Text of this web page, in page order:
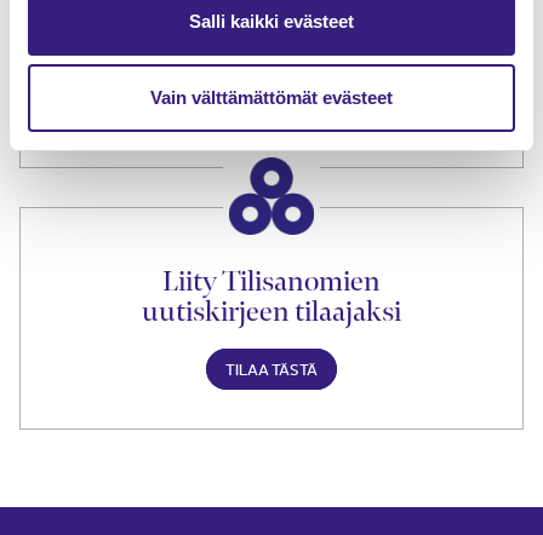
Salli kaikki evästeet
Vain välttämättömät evästeet
Tilaa Tilisanomien
lukuoikeus
TILAA TÄSTÄ
Liity Tilisanomien
uutiskirjeen tilaajaksi
TILAA TÄSTÄ